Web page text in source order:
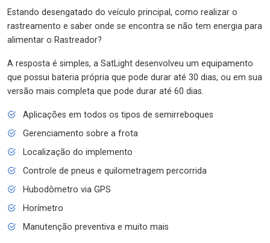
Estando desengatado do veículo principal, como realizar o
rastreamento e saber onde se encontra se não tem energia para
alimentar o Rastreador?
A resposta é simples, a SatLight desenvolveu um equipamento
que possui bateria própria que pode durar até 30 dias, ou em sua
versão mais completa que pode durar até 60 dias.
Aplicações em todos os tipos de semirreboques
Gerenciamento sobre a frota
Localização do implemento
Controle de pneus e quilometragem percorrida
Hubodômetro via GPS
Horímetro
Manutenção preventiva e muito mais